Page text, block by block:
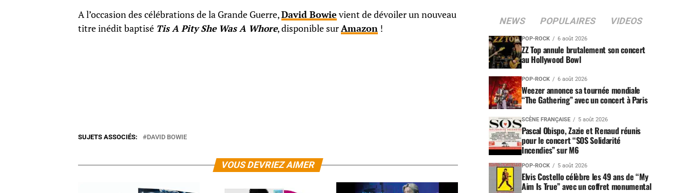
A l’occasion des célébrations de la Grande Guerre,David Bowie vient de dévoiler un nouveau
titre inédit baptisé Tis A Pity She Was A Whore, disponible surAmazon !
SUJETS ASSOCIÉS: DAVID BOWIE
VOUS DEVRIEZ AIMER
NEWS POPULAIRES VIDEOS
POP-ROCK 6 août 2026
ZZ Top annule brutalement son concert
au Hollywood Bowl
POP-ROCK 6 août 2026
Weezer annonce sa tournée mondiale
“The Gathering” avec un concert à Paris
SCÈNE FRANÇAISE 5 août 2026
Pascal Obispo, Zazie et Renaud réunis
pour le concert “SOS Solidarité
Incendies” sur M6
POP-ROCK 5 août 2026
Elvis Costello célèbre les 49 ans de “My
Aim Is True” avec un coffret monumental